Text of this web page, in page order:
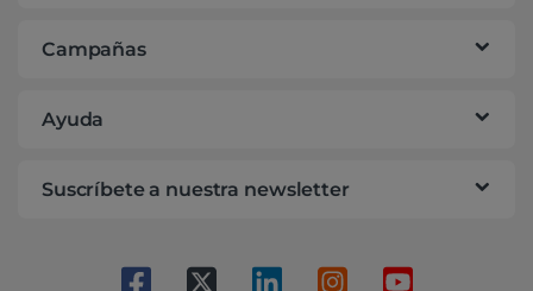
Campañas
Ayuda
Suscríbete a nuestra newsletter